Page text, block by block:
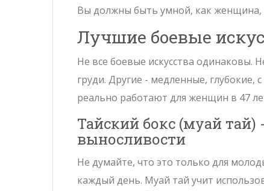
Вы должны быть умной, как женщина,
Лучшие боевые
Не все боевые искусства
груди. Другие - медленные,
реально работают для женщин в 47
Тайский бокс (муай тай)
выносливости
Не думайте, что это только для
каждый день. Муай тай учит